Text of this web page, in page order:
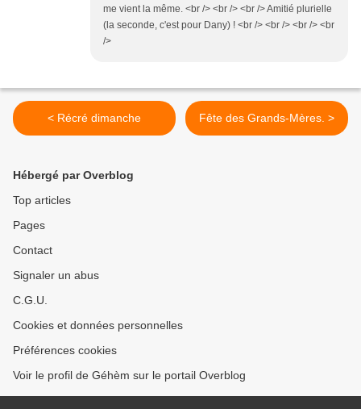
me vient la même. <br /> <br /> <br /> Amitié plurielle
(la seconde, c'est pour Dany) ! <br /> <br /> <br /> <br
/>
< Récré dimanche Fête des Grands-Mères. >
Hébergé par Overblog
Top articles
Pages
Contact
Signaler un abus
C.G.U.
Cookies et données personnelles
Préférences cookies
Voir le profil de Géhèm sur le portail Overblog